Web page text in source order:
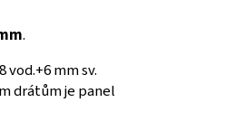
.
vod.+6 mm sv.
drátům je panel